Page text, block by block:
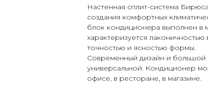
Настенная сплит-система Бирюса
создания комфортных
блок кондиционера выполнен в
характеризуется
точностью и ясностью формы.
Современный дизайн и
универсальной. Кондиционер
офисе, в ресторане, в магазине.